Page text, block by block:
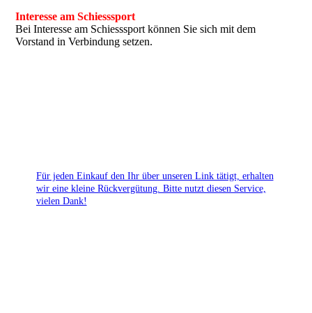
Interesse am Schiesssport
Bei Interesse am Schiesssport können Sie sich mit dem
Vorstand in Verbindung setzen.
Für jeden Einkauf den Ihr über unseren Link tätigt, erhalten
wir eine kleine Rückvergütung. Bitte nutzt diesen Service,
vielen Dank!